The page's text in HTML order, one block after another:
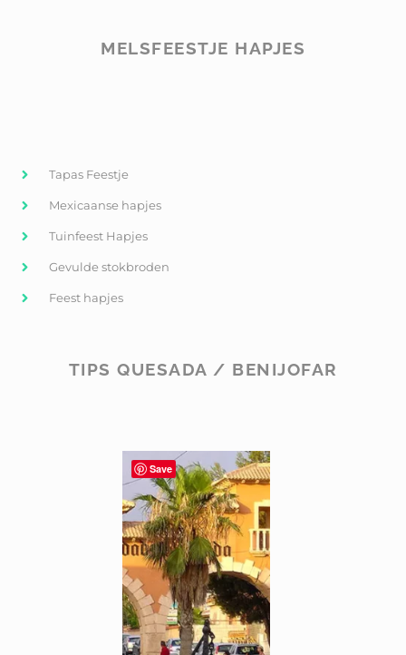
MELSFEESTJE HAPJES
Tapas Feestje
Mexicaanse hapjes
Tuinfeest Hapjes
Gevulde stokbroden
Feest hapjes
TIPS QUESADA / BENIJOFAR
Save